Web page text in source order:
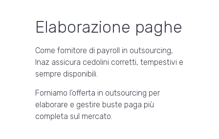
Elaborazione paghe
Come fornitore di payroll in outsourcing,
Inaz assicura cedolini corretti, tempestivi e
sempre disponibili.
Forniamo l’offerta in outsourcing per
elaborare e gestire buste paga più
completa sul mercato.